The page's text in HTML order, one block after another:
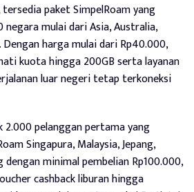
paket SimpelRoam yang
negara mulai dari Asia, Australia,
harga mulai dari Rp40.000,
kuota hingga 200GB serta layanan
luar negeri tetap terkoneksi
2.000 pelanggan pertama yang
Singapura, Malaysia, Jepang,
minimal pembelian Rp100.000,
cashback liburan hingga